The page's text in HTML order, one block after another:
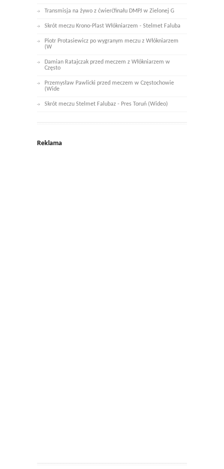
Transmisja na żywo z ćwierćfinału DMPJ w Zielonej G
Skrót meczu Krono-Plast Włókniarzem - Stelmet Faluba
Piotr Protasiewicz po wygranym meczu z Włókniarzem
(W
Damian Ratajczak przed meczem z Włókniarzem w
Często
Przemysław Pawlicki przed meczem w Częstochowie
(Wide
Skrót meczu Stelmet Falubaz - Pres Toruń (Wideo)
Reklama